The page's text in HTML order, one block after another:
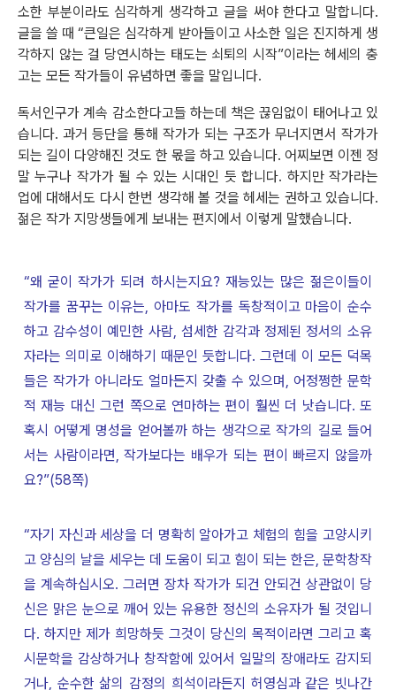
소한 부분이라도 심각하게 생각하고 글을 써야 한다고 말합니다.
글을 쓸 때 “큰일은 심각하게 받아들이고 사소한 일은 진지하게 생
각하지 않는 걸 당연시하는 태도는 쇠퇴의 시작”이라는 헤세의 충
고는 모든 작가들이 유념하면 좋을 말입니다.
독서인구가 계속 감소한다고들 하는데 책은 끊임없이 태어나고 있
습니다. 과거 등단을 통해 작가가 되는 구조가 무너지면서 작가가
되는 길이 다양해진 것도 한 몫을 하고 있습니다. 어찌보면 이젠 정
말 누구나 작가가 될 수 있는 시대인 듯 합니다. 하지만 작가라는
업에 대해서도 다시 한번 생각해 볼 것을 헤세는 권하고 있습니다.
젊은 작가 지망생들에게 보내는 편지에서 이렇게 말했습니다.
“왜 굳이 작가가 되려 하시는지요? 재능있는 많은 젊은이들이
작가를 꿈꾸는 이유는, 아마도 작가를 독창적이고 마음이 순수
하고 감수성이 예민한 사람, 섬세한 감각과 정제된 정서의 소유
자라는 의미로 이해하기 때문인 듯합니다. 그런데 이 모든 덕목
들은 작가가 아니라도 얼마든지 갖출 수 있으며, 어정쩡한 문학
적 재능 대신 그런 쪽으로 연마하는 편이 훨씬 더 낫습니다. 또
혹시 어떻게 명성을 얻어볼까 하는 생각으로 작가의 길로 들어
서는 사람이라면, 작가보다는 배우가 되는 편이 빠르지 않을까
요?”(58쪽)
“자기 자신과 세상을 더 명확히 알아가고 체험의 힘을 고양시키
고 양심의 날을 세우는 데 도움이 되고 힘이 되는 한은, 문학창작
을 계속하십시오. 그러면 장차 작가가 되건 안되건 상관없이 당
신은 맑은 눈으로 깨어 있는 유용한 정신의 소유자가 될 것입니
다. 하지만 제가 희망하듯 그것이 당신의 목적이라면 그리고 혹
시문학을 감상하거나 창작함에 있어서 일말의 장애라도 감지되
거나, 순수한 삶의 감정의 희석이라든지 허영심과 같은 빗나간